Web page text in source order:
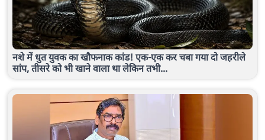
नशे में धुत युवक का खौफनाक कांड! एक-एक कर चबा गया दो जहरीले
सांप, तीसरे को भी खाने वाला था लेकिन तभी...